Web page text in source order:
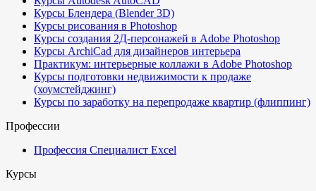
Курсы Блендера (Blender 3D)
Курсы рисования в Photoshop
Курсы создания 2Д-персонажей в Adobe Photoshop
Курсы ArchiCad для дизайнеров интерьера
Практикум: интерьерные коллажи в Adobe Photoshop
Курсы подготовки недвижимости к продаже
(хоумстейджинг)
Курсы по заработку на перепродаже квартир (флиппинг)
Профессии
Профессия Специалист Excel
Курсы